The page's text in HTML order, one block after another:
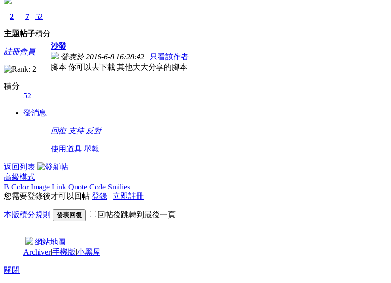
2
主題
7
帖子
52
積分
註冊會員
積分
52
發消息
沙發
發表於 2016-6-8 16:28:42 | 只看該作者
腳本 你可以去下載 其他大大分享的腳本
回復 支持 反對
使用道具 舉報
返回列表
高級模式
B Color Image Link Quote Code Smilies
您需要登錄後才可以回帖 登錄 | 立即註冊
本版積分規則 發表回復 回帖後跳轉到最後一頁
|網站地圖
Archiver|手機版|小黑屋|
關閉